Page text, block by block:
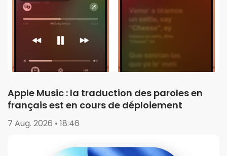
Apple Music : la traduction des paroles en
français est en cours de déploiement
7 Aug. 2026 • 18:46